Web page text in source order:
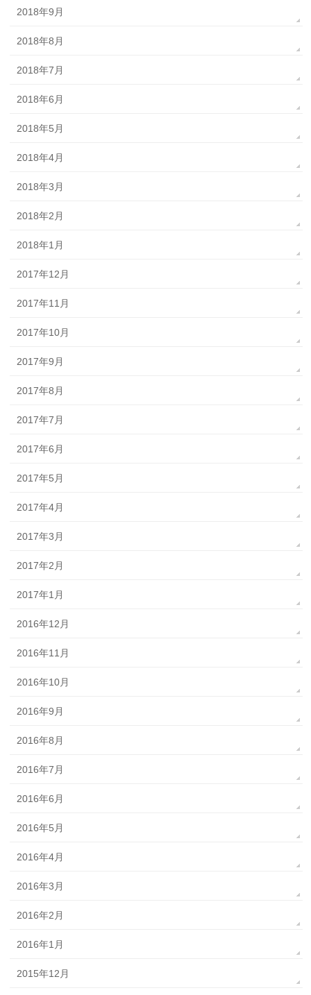
2018年9月
2018年8月
2018年7月
2018年6月
2018年5月
2018年4月
2018年3月
2018年2月
2018年1月
2017年12月
2017年11月
2017年10月
2017年9月
2017年8月
2017年7月
2017年6月
2017年5月
2017年4月
2017年3月
2017年2月
2017年1月
2016年12月
2016年11月
2016年10月
2016年9月
2016年8月
2016年7月
2016年6月
2016年5月
2016年4月
2016年3月
2016年2月
2016年1月
2015年12月